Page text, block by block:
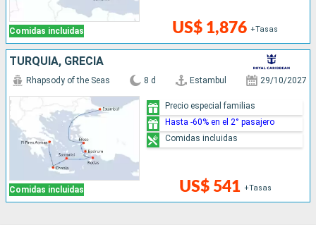
Comidas incluidas US$ 1,876 +Tasas
TURQUÍA, GRECIA
Comidas incluidas
Rhapsody of the Seas 8 d Estambul 29/10/2027
US$ 541 +Tasas
Precio especial familias
Hasta -60% en el 2° pasajero
Comidas incluidas